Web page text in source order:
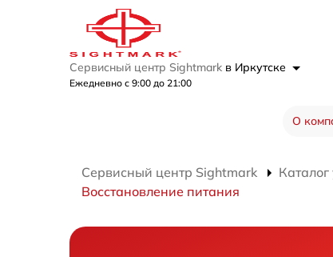
Сервисный центр Sightmark в Иркутске
Ежедневно с 9:00 до 21:00
О
Сервисный центр Sightmark Каталог
Восстановление питания